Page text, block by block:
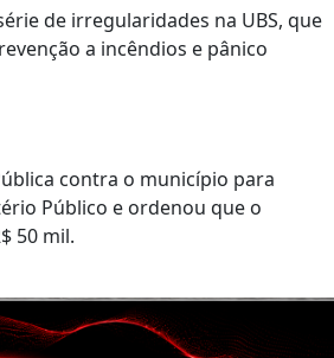
de irregularidades na UBS, que
a incêndios e pânico
contra o município para
Público e ordenou que o
50 mil.